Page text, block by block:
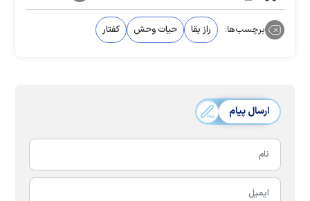
برچسب‌ها: راز بقا حیات وحش کفتار
ارسال پیام